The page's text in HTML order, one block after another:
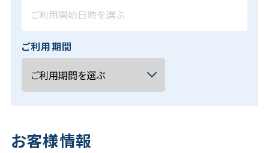
ご利用期間
お客様情報